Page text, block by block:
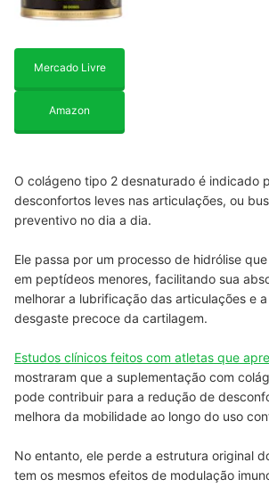
Mercado Livre
Amazon
O colágeno tipo 2 desnaturado é indicado
desconfortos leves nas articulações, ou
preventivo no dia a dia.
Ele passa por um processo de hidrólise
em peptídeos menores, facilitando sua
melhorar a lubrificação das articulações e
desgaste precoce da cartilagem.
Estudos clínicos feitos com atletas que
mostraram que a suplementação com
pode contribuir para a redução de
melhora da mobilidade ao longo do uso
No entanto, ele perde a estrutura original
tem os mesmos efeitos de modulação